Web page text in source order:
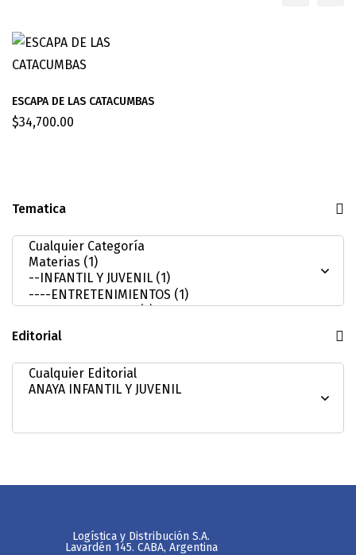
Tematica
Editorial
ESCAPA DE LAS CATACUMBAS
$34,700.00
Logística y Distribución S.A.
Lavardén 145. CABA, Argentina